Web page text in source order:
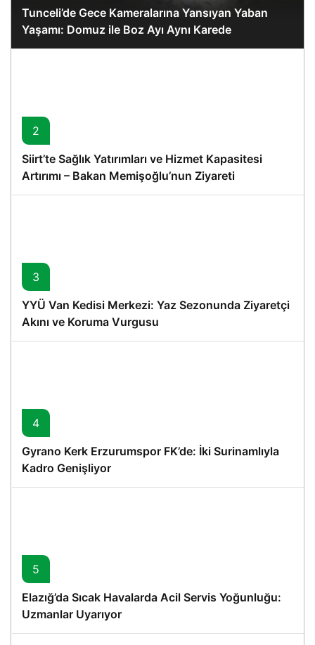
Tunceli’de Gece Kameralarına Yansıyan Yaban
Yaşamı: Domuz ile Boz Ayı Aynı Karede
2
Siirt’te Sağlık Yatırımları ve Hizmet Kapasitesi
Artırımı – Bakan Memişoğlu’nun Ziyareti
3
YYÜ Van Kedisi Merkezi: Yaz Sezonunda Ziyaretçi
Akını ve Koruma Vurgusu
4
Gyrano Kerk Erzurumspor FK’de: İki Surinamlıyla
Kadro Genişliyor
5
Elazığ’da Sıcak Havalarda Acil Servis Yoğunluğu:
Uzmanlar Uyarıyor